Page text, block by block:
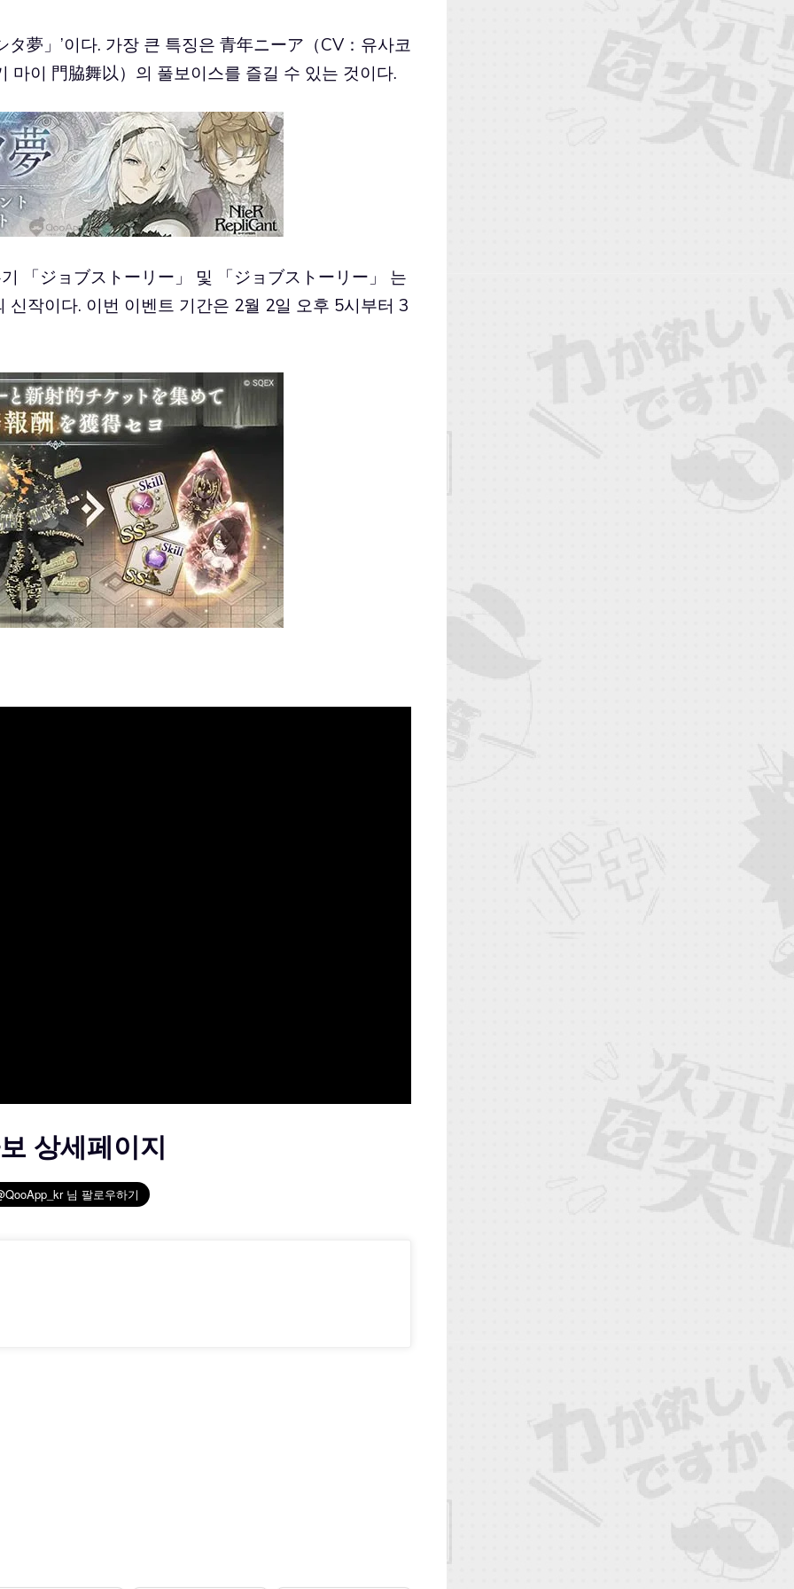
夢」’이다. 가장 큰 특징은 青年ニーア（CV：유사코
마이 門脇舞以）의 풀보이스를 즐길 수 있는 것이다.
「ジョブストーリー」 및 「ジョブストーリー」 는
작이다. 이번 이벤트 기간은 2월 2일 오후 5시부터 3
상세페이지